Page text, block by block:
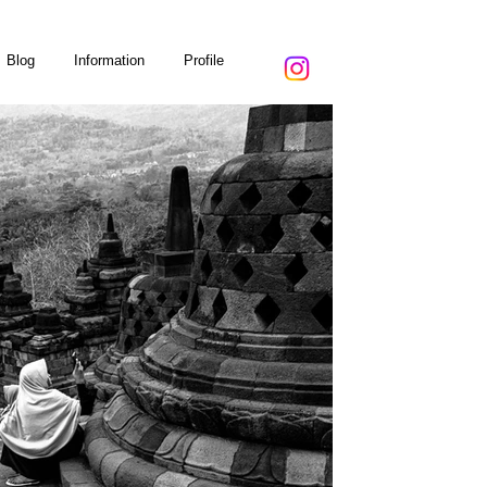
Blog Information Profile